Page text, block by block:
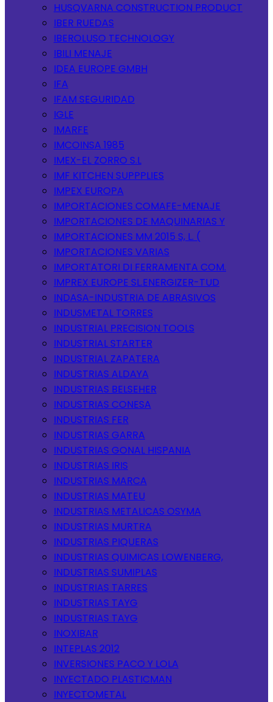
HUSQVARNA CONSTRUCTION PRODUCT
IBER RUEDAS
IBEROLUSO TECHNOLOGY
IBILI MENAJE
IDEA EUROPE GMBH
IFA
IFAM SEGURIDAD
IGLE
IMARFE
IMCOINSA 1985
IMEX-EL ZORRO S.L
IMF KITCHEN SUPPPLIES
IMPEX EUROPA
IMPORTACIONES COMAFE-MENAJE
IMPORTACIONES DE MAQUINARIAS Y
IMPORTACIONES MM 2015 S, L. (
IMPORTACIONES VARIAS
IMPORTATORI DI FERRAMENTA COM.
IMPREX EUROPE SL.ENERGIZER-TUD
INDASA-INDUSTRIA DE ABRASIVOS
INDUSMETAL TORRES
INDUSTRIAL PRECISION TOOLS
INDUSTRIAL STARTER
INDUSTRIAL ZAPATERA
INDUSTRIAS ALDAYA
INDUSTRIAS BELSEHER
INDUSTRIAS CONESA
INDUSTRIAS FER
INDUSTRIAS GARRA
INDUSTRIAS GONAL HISPANIA
INDUSTRIAS IRIS
INDUSTRIAS MARCA
INDUSTRIAS MATEU
INDUSTRIAS METALICAS OSYMA
INDUSTRIAS MURTRA
INDUSTRIAS PIQUERAS
INDUSTRIAS QUIMICAS LOWENBERG,
INDUSTRIAS SUMIPLAS
INDUSTRIAS TARRES
INDUSTRIAS TAYG
INDUSTRIAS TAYG
INOXIBAR
INTEPLAS 2012
INVERSIONES PACO Y LOLA
INYECTADO PLASTICMAN
INYECTOMETAL